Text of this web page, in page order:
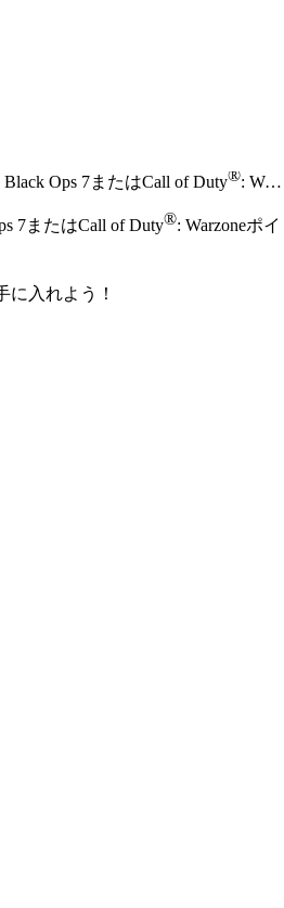
Black Ops 7またはCall of Duty®: Warzoneポイント(CP)
7またはCall of Duty®: Warzoneポイ
に入れよう！